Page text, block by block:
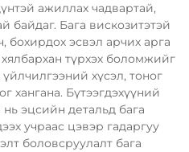
ажиллах чадвартай,
байдаг. Бага вискозитэтэй
бохирдох эсвэл арчих арга
түрхэх боломжийг
хүсэл, тоног
хангана. Бүтээгдэхүүний
эцсийн детальд бага
учраас цэвэр гадаргуу
боловсруулалт бага